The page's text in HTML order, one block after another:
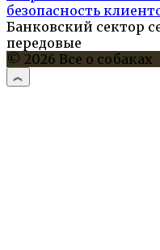
безопасность
Банковский сектор
передовые
© 2026 Все о собаках